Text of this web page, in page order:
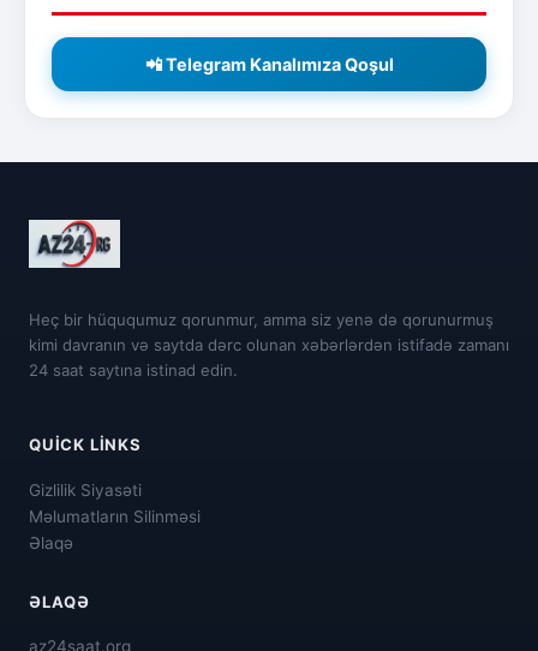
📲 Telegram Kanalımıza Qoşul
Heç bir hüququmuz qorunmur, amma siz yenə də qorunurmuş
kimi davranın və saytda dərc olunan xəbərlərdən istifadə zamanı
24 saat saytına istinad edin.
QUICK LINKS
Gizlilik Siyasəti
Məlumatların Silinməsi
Əlaqə
ƏLAQƏ
az24saat.org